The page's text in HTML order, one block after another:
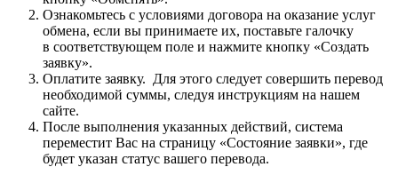
Ознакомьтесь с условиями договора на оказание услуг
обмена, если вы принимаете их, поставьте галочку
в соответствующем поле и нажмите кнопку «Создать
заявку».
Оплатите заявку. Для этого следует совершить перевод
необходимой суммы, следуя инструкциям на нашем
сайте.
После выполнения указанных действий, система
переместит Вас на страницу «Состояние заявки», где
будет указан статус вашего перевода.